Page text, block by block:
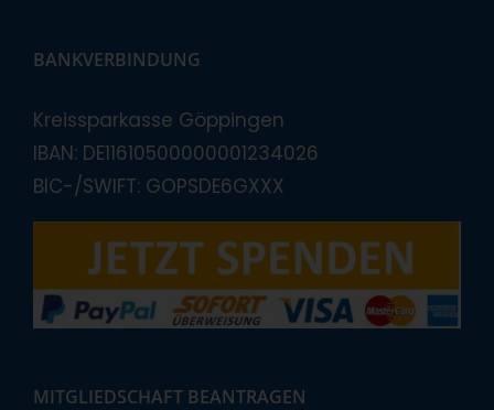
BANKVERBINDUNG
Kreissparkasse Göppingen
IBAN: DE11610500000001234026
BIC-/SWIFT: GOPSDE6GXXX
MITGLIEDSCHAFT BEANTRAGEN